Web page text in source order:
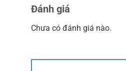
Đánh giá
Chưa có đánh giá nào.